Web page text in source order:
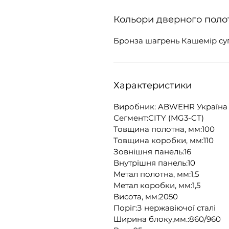
Кольори дверного
Бронза шагрень Кашемір
Характеристики
Виробник: ABWEHR Україна
Сегмент:CITY (MG3-CT)
Товщина полотна, мм:100
Товщина коробки, мм:110
Зовнішня панель:16
Внутрішня панель:10
Метал полотна, мм:1,5
Метал коробки, мм:1,5
Висота, мм:2050
Поріг:З нержавіючої сталі
Ширина блоку,мм.:860/960